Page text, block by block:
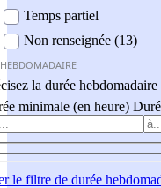
Temps partiel
Non renseignée (13)
la durée hebdomadaire
minimale (en heure)
le filtre de durée